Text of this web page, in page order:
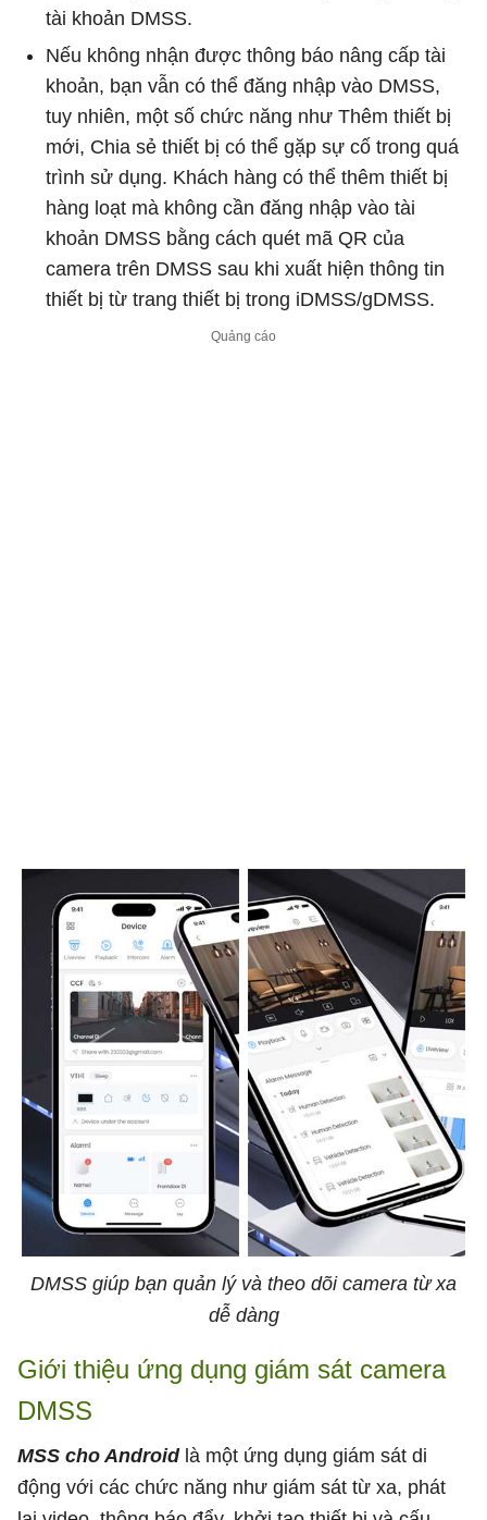
tài khoản DMSS.
Nếu không nhận được thông báo nâng cấp tài
khoản, bạn vẫn có thể đăng nhập vào DMSS,
tuy nhiên, một số chức năng như Thêm thiết bị
mới, Chia sẻ thiết bị có thể gặp sự cố trong quá
trình sử dụng. Khách hàng có thể thêm thiết bị
hàng loạt mà không cần đăng nhập vào tài
khoản DMSS bằng cách quét mã QR của
camera trên DMSS sau khi xuất hiện thông tin
thiết bị từ trang thiết bị trong iDMSS/gDMSS.
DMSS giúp bạn quản lý và theo dõi camera từ xa
dễ dàng
Giới thiệu ứng dụng giám sát camera
DMSS
MSS cho Android là một ứng dụng giám sát di
động với các chức năng như giám sát từ xa, phát